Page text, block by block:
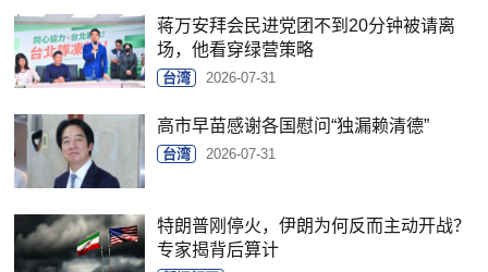
蒋万安拜会民进党团不到20分钟被请离
场，他看穿绿营策略
台湾 2026-07-31
高市早苗感谢各国慰问“独漏赖清德”
台湾 2026-07-31
特朗普刚停火，伊朗为何反而主动开战？
专家揭背后算计